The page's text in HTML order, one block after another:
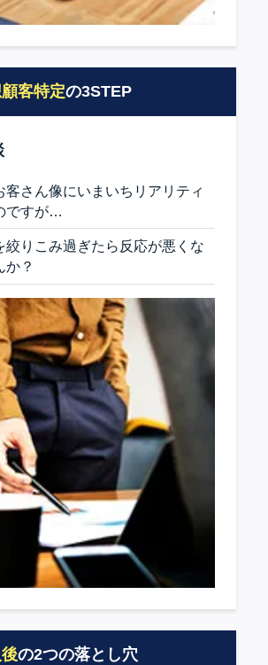
客特定の3STEP
客さん像にいまいちリアリティ
ですが…
絞りこみ過ぎたら反応が悪くな
か？
の2つの落とし穴